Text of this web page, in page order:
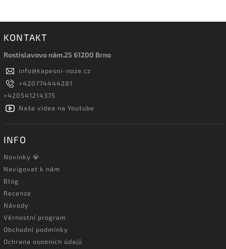
KONTAKT
Rostislavovo nám.25 61200 Brno
info@kapesni-noze.cz
+420774444281
+420541214375
Naše videa na Youtube
INFO
Novinky 💎
Navigovat k nám
Blog
Recenze
Návody
Věrnostní program
Obchodní podmínky
Ochrana osobních údajů